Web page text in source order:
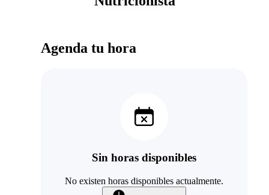
Agenda tu hora
Sin horas disponibles
No existen horas disponibles actualmente.